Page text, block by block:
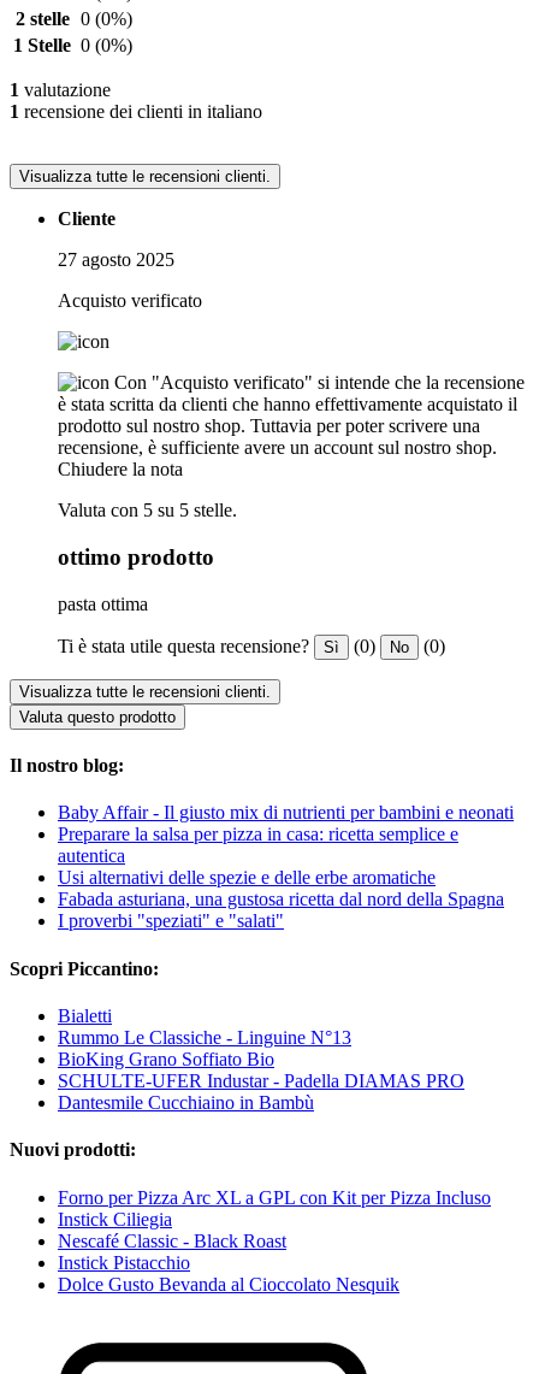
2 stelle 0 (0%)
1 Stelle 0 (0%)
1 valutazione
1 recensione dei clienti in italiano
Visualizza tutte le recensioni clienti.
Cliente
27 agosto 2025
Acquisto verificato
Con "Acquisto verificato" si intende che la recensione
è stata scritta da clienti che hanno effettivamente acquistato il
prodotto sul nostro shop. Tuttavia per poter scrivere una
recensione, è sufficiente avere un account sul nostro shop.
Chiudere la nota
Valuta con 5 su 5 stelle.
ottimo prodotto
pasta ottima
Ti è stata utile questa recensione? Sì (0) No (0)
Visualizza tutte le recensioni clienti.
Valuta questo prodotto
Il nostro blog:
Baby Affair - Il giusto mix di nutrienti per bambini e neonati
Preparare la salsa per pizza in casa: ricetta semplice e
autentica
Usi alternativi delle spezie e delle erbe aromatiche
Fabada asturiana, una gustosa ricetta dal nord della Spagna
I proverbi "speziati" e "salati"
Scopri Piccantino:
Bialetti
Rummo Le Classiche - Linguine N°13
BioKing Grano Soffiato Bio
SCHULTE-UFER Industar - Padella DIAMAS PRO
Dantesmile Cucchiaino in Bambù
Nuovi prodotti:
Forno per Pizza Arc XL a GPL con Kit per Pizza Incluso
Instick Ciliegia
Nescafé Classic - Black Roast
Instick Pistacchio
Dolce Gusto Bevanda al Cioccolato Nesquik